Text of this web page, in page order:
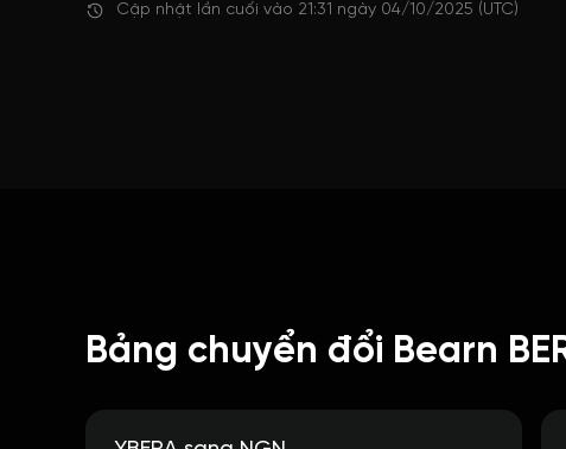
Cập nhật lần cuối vào 21:31 ngày 04/10/2025 (UTC)
Bảng chuyển đổi Bearn